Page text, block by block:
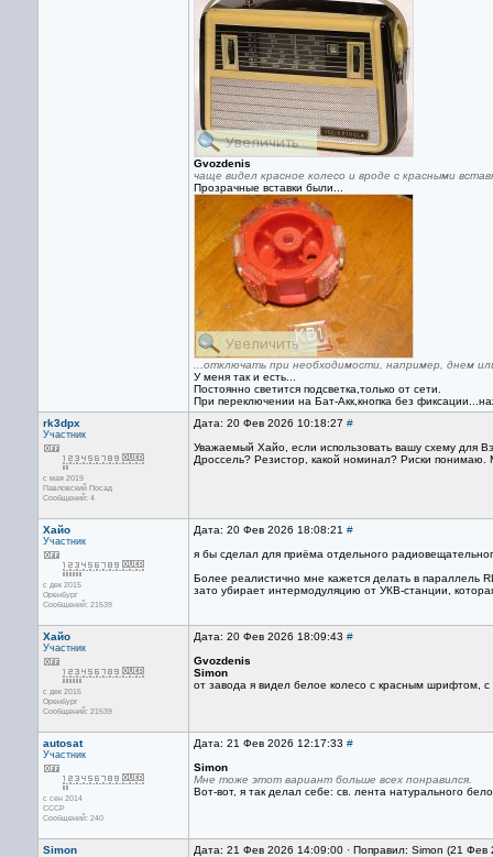
Gvozdenis
чаще видел красное колесо и вроде с красными
Прозрачные вставки были...
...отключать при необходимости, например, днем
У меня так и есть...
Постоянно светится подсветка,только от сети.
При переключении на Бат-Акк,кнопка без
rk3dpx
Участник
с мая 2019
Павловский Посад
Сообщений: 4
Дата: 20 Фев 2026 10:18:27 #
Уважаемый Хайо, если использовать вашу схему для
Дроссель? Резистор, какой номинал? Риски понимаю.
Хайо
Участник
с дек 2015
Оренбург
Сообщений: 21539
Дата: 20 Фев 2026 18:08:21 #
я бы сделал для приёма отдельного
Более реалистично мне кажется делать в параллель
зато убирает интермодуляцию от УКВ-станции,
Хайо
Участник
с дек 2015
Оренбург
Сообщений: 21539
Дата: 20 Фев 2026 18:09:43 #
Gvozdenis
Simon
от завода я видел белое колесо с красным шрифтом,
autosat
Участник
с сен 2014
СССР
Сообщений: 240
Дата: 21 Фев 2026 12:17:33 #
Simon
Мне тоже этот вариант больше всех понравился.
Вот-вот, я так делал себе: св. лента натурального
Simon Дата: 21 Фев 2026 14:09:00 · Поправил: Simon (21